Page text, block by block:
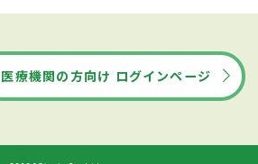
医療機関の方向け ログインページ